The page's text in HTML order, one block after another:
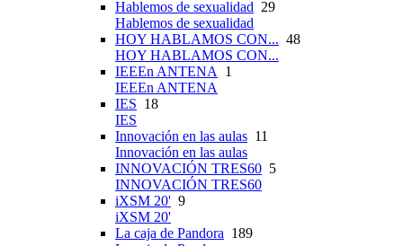
Hablemos de sexualidad 29
Hablemos de sexualidad
HOY HABLAMOS CON... 48
HOY HABLAMOS CON...
IEEEn ANTENA
1
IEEEn ANTENA
IES 18
IES
Innovación en las aulas 11
Innovación en las aulas
INNOVACIÓN TRES60 5
INNOVACIÓN TRES60
iXSM 20' 9
iXSM 20'
La caja de Pandora 189